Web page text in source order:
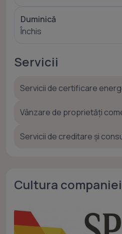
Duminică
Închis
Servicii
Servicii de certificare
Vânzare de proprietăți
Servicii de creditare și
Cultura companiei